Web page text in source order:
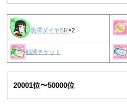
黒澤ダイヤSR×2
勧誘チケット
20001位〜50000位